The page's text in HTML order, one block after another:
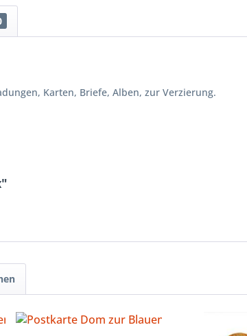
Karten, Briefe, Alben, zur Verzierung.